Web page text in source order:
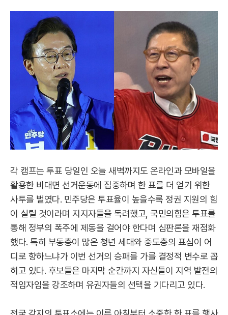
각 캠프는 투표 당일인 오늘 새벽까지도 온라인과 모바일을
활용한 비대면 선거운동에 집중하며 한 표를 더 얻기 위한
사투를 벌였다. 민주당은 투표율이 높을수록 정권 지원의 힘
이 실릴 것이라며 지지자들을 독려했고, 국민의힘은 투표를
통해 정부의 폭주에 제동을 걸어야 한다며 심판론을 재점화
했다. 특히 부동층이 많은 청년 세대와 중도층의 표심이 어
디로 향하느냐가 이번 선거의 승패를 가를 결정적 변수로 꼽
히고 있다. 후보들은 마지막 순간까지 자신들이 지역 발전의
적임자임을 강조하며 유권자들의 선택을 기다리고 있다.